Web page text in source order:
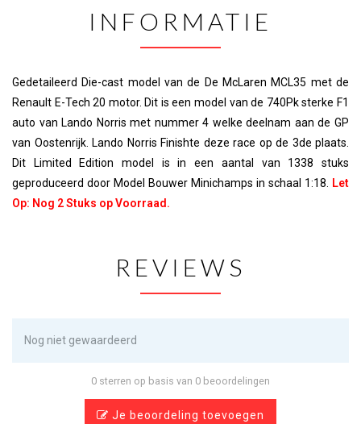
INFORMATIE
Gedetaileerd Die-cast model van de De McLaren MCL35 met de
Renault E-Tech 20 motor. Dit is een model van de 740Pk sterke F1
auto van Lando Norris met nummer 4 welke deelnam aan de GP
van Oostenrijk. Lando Norris Finishte deze race op de 3de plaats.
Dit Limited Edition model is in een aantal van 1338 stuks
geproduceerd door Model Bouwer Minichamps in schaal 1:18. Let
Op: Nog 2 Stuks op Voorraad.
REVIEWS
Nog niet gewaardeerd
0 sterren op basis van 0 beoordelingen
Je beoordeling toevoegen